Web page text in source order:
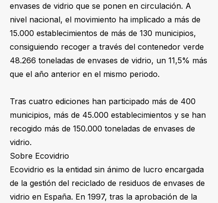
envases de vidrio que se ponen en circulación. A
nivel nacional, el movimiento ha implicado a más de
15.000 establecimientos de más de 130 municipios,
consiguiendo recoger a través del contenedor verde
48.266 toneladas de envases de vidrio, un 11,5% más
que el año anterior en el mismo periodo.
Tras cuatro ediciones han participado más de 400
municipios, más de 45.000 establecimientos y se han
recogido más de 150.000 toneladas de envases de
vidrio.
Sobre Ecovidrio
Ecovidrio es la entidad sin ánimo de lucro encargada
de la gestión del reciclado de residuos de envases de
vidrio en España. En 1997, tras la aprobación de la